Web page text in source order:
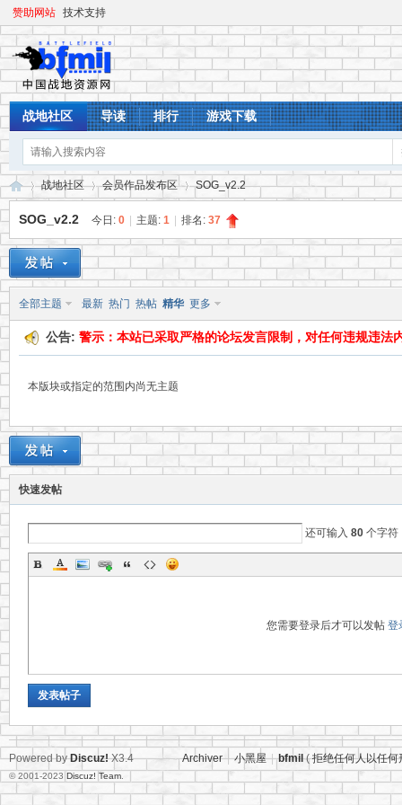
赞助网站 技术支持
战地社区 导读 排行 游戏下载
地
资
»
战地社区 会员作品发布区 SOG_v2.2
SOG_v2.2 今日: 0 主题: 1 排名: 37
全部主题 最新 热门 热帖 精华 更多
公告: 警示：本站已采取严格的论坛发言限制，对任何违规违法
本版块或指定的范围内尚无主题
快速发帖
还可输入 80个字符
您需要登录后才可以发帖 登
发表帖子
Archiver | 小黑屋 | bfmil(拒绝任何人以任
Powered byDiscuz! X3.4
© 2001-2023 Discuz! Team.